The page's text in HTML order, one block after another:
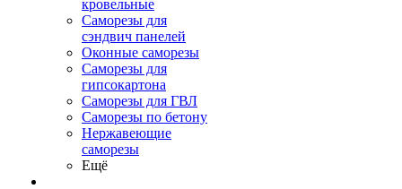
кровельные
Саморезы для
сэндвич панелей
Оконные саморезы
Саморезы для
гипсокартона
Саморезы для ГВЛ
Саморезы по бетону
Нержавеющие
саморезы
Ещё